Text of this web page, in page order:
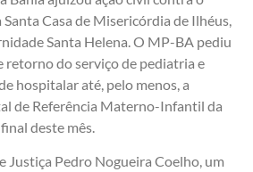
Casa de Misericórdia de Ilhéus,
Santa Helena. O MP-BA pediu
retorno do serviço de pediatria e
hospitalar até, pelo menos, a
de Referência Materno-Infantil da
deste mês.
Justiça Pedro Nogueira Coelho, um